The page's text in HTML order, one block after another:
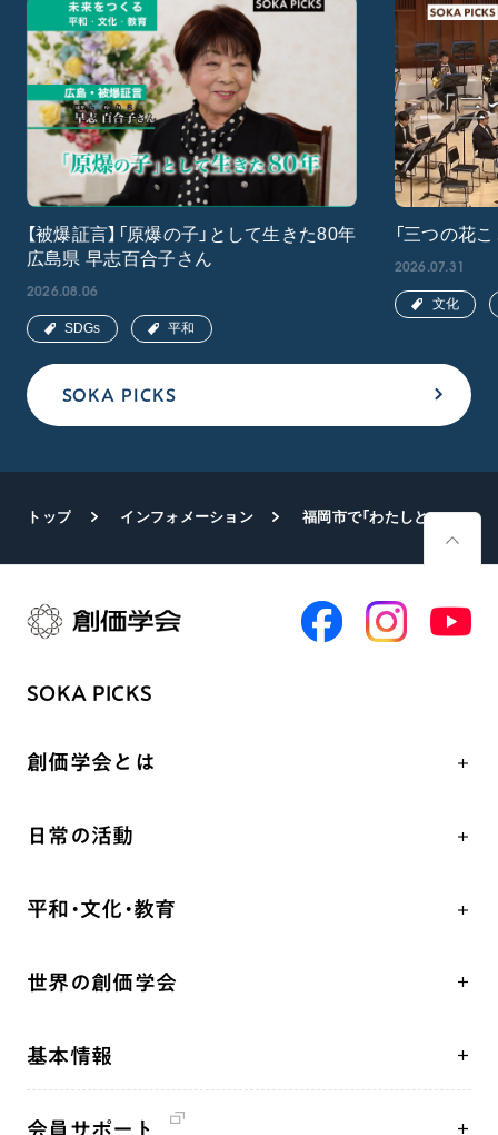
SOKA PICKS
【被爆証言】「原爆の子」として生きた80年
広島県 早志百合子さん
2026.08.06
SDGs 平和
「三つの花
2026.07.31
文化
トップ インフォメーション 福岡市で「わたしと宇宙展」
SOKA PICKS
創価学会とは
祈り
聖典
釈尊～法華経
創価学会の三代会長
日常の活動
座談会
仏法を語る
年間の活動について
平和・文化・教育
「人権文化」「ジェンダー平等」を促進
人道支援
世界の創価学会
基本情報
会員サポート